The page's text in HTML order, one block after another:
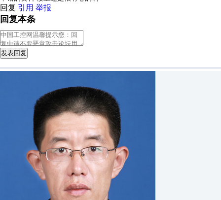
回复 引用 举报
回复本条
发表回复